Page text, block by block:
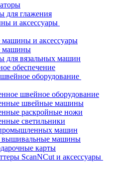
для глажения
и аксессуары
машины и аксессуары
машины
для вязальных машин
обеспечение
оборудование
швейное оборудование
швейные машины
раскройные ножи
светильники
машин
машины
карты
ScanNCut и аксессуары